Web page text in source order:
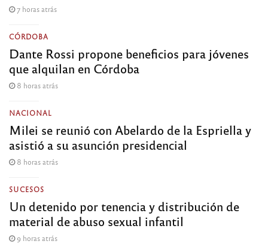
7 horas atrás
CÓRDOBA
Dante Rossi propone beneficios para jóvenes
que alquilan en Córdoba
8 horas atrás
NACIONAL
Milei se reunió con Abelardo de la Espriella y
asistió a su asunción presidencial
8 horas atrás
SUCESOS
Un detenido por tenencia y distribución de
material de abuso sexual infantil
9 horas atrás